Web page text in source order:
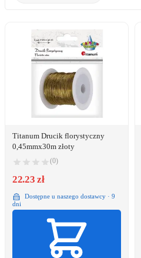
Titanum Drucik florystyczny
0,45mmx30m złoty
(0)
22.23 zł
Dostępne u naszego dostawcy · 9
dni